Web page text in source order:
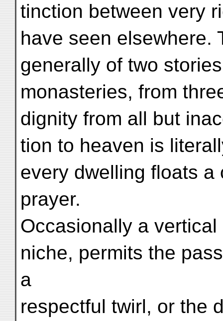
tinction between very
have seen elsewhere.
generally of two
monasteries, from
dignity from all but
tion to heaven is
every dwelling floats
prayer.
Occasionally a
niche, permits the
a
respectful twirl, or the